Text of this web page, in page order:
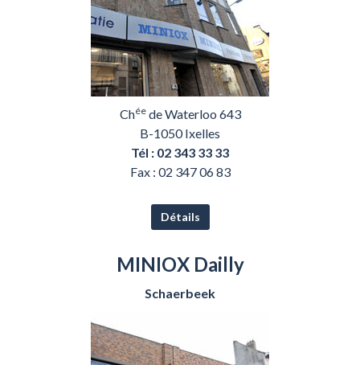
Chéede Waterloo 643
B-1050 Ixelles
Tél : 02 343 33 33
Fax : 02 347 06 83
Détails
MINIOX Dailly
Schaerbeek